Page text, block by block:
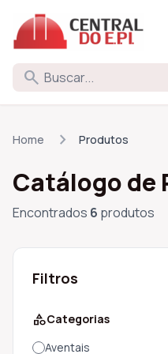
search
Home chevron_right Produtos
Catálogo de
Encontrados 6 produtos
Filtros
categoryCategorias
Aventais